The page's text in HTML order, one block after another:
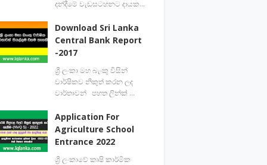
දන්දීමේ වැඩසටහනට දායක…
Download Sri Lanka
Central Bank Report
-2017
ශ්‍රී ලංකා මහ බැංකු විසින්
වාර්ෂිකව නිකුත් කරන ලද
වාර්තාවන් පහත ලින්ක් …
Application For
Agriculture School
Entrance 2022
ශ්‍රී ලංකාවේ කෘෂි කාර්මික